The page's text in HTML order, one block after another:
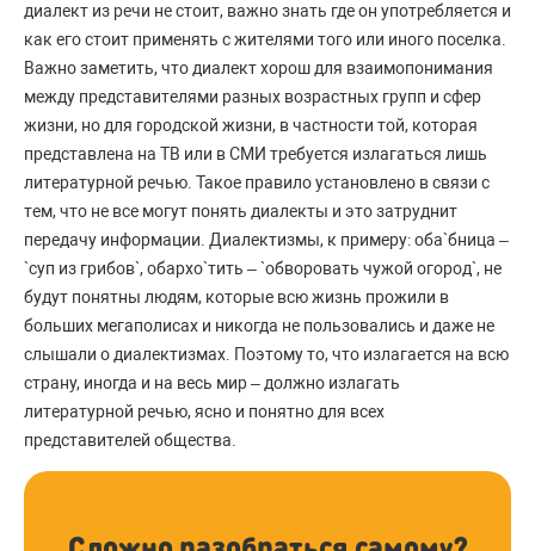
диалект из речи не стоит, важно знать где он употребляется и
как его стоит применять с жителями того или иного поселка.
Важно заметить, что диалект хорош для взаимопонимания
между представителями разных возрастных групп и сфер
жизни, но для городской жизни, в частности той, которая
представлена на ТВ или в СМИ требуется излагаться лишь
литературной речью. Такое правило установлено в связи с
тем, что не все могут понять диалекты и это затруднит
передачу информации. Диалектизмы, к примеру: оба`бница –
`суп из грибов`, обархо`тить – `обворовать чужой огород`, не
будут понятны людям, которые всю жизнь прожили в
больших мегаполисах и никогда не пользовались и даже не
слышали о диалектизмах. Поэтому то, что излагается на всю
страну, иногда и на весь мир – должно излагать
литературной речью, ясно и понятно для всех
представителей общества.